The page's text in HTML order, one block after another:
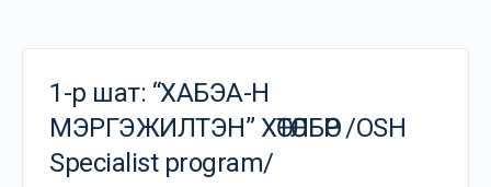
1-р шат: “ХАБЭА-Н
МЭРГЭЖИЛТЭН” ХӨТӨЛБӨР /OSH
Specialist program/